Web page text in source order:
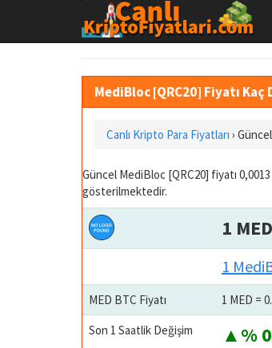
MediBloc [QRC20] Fiyatı
Canlı Kripto Para Fiyatları ›
Güncel MediBloc [QRC20] fiyatı
gösterilmektedir.
1
1
MED BTC Fiyatı
1 MED =
Son 1 Saatlik Değişim
%